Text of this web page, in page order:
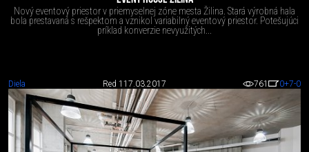
Nový eventový priestor v priemyselnej zóne mesta Žilina. Stará výrobná hala
bola prestavaná s rešpektom a vznikol variabilný eventový priestor. Potešujúci
príklad konverzie nevyužitých...
Diela Red 1 17.03.2017 761 0+7-0